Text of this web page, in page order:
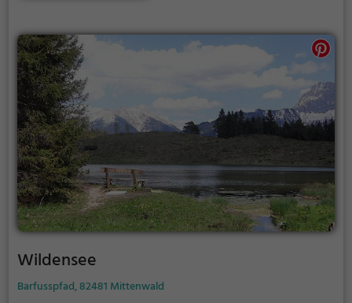
Wildensee
Barfusspfad, 82481 Mittenwald